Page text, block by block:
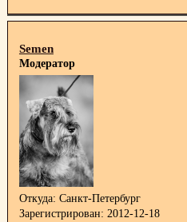
Semen
Модератор
Откуда: Санкт-Петербург
Зарегистрирован: 2012-12-18